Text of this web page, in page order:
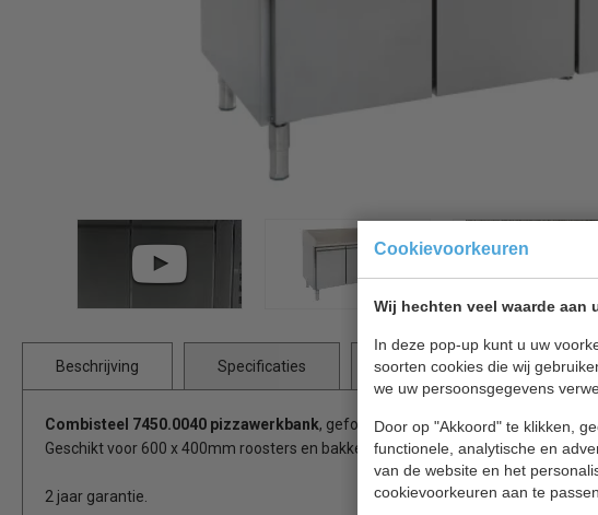
Cookievoorkeuren
Wij hechten veel waarde aan
In deze pop-up kunt u uw
soorten cookies die wij
we uw persoonsgegevens
Door op "Akkoord" te klikken,
functionele, analytische en
van de website en het
cookievoorkeuren aan te passen.
Beschrijving Specificaties Bijlages
Combisteel 7450.0040 pizzawerkbank, geforceerde koeling, automatische
Geschikt voor 600 x 400mm roosters en bakken (exclusief).
2 jaar garantie.